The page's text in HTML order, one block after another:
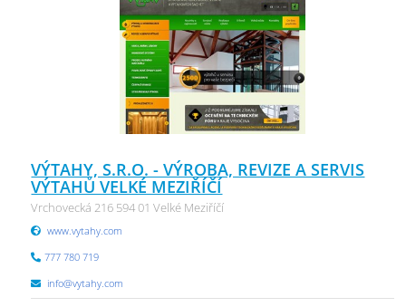
VÝTAHY, S.R.O. - VÝROBA, REVIZE A SERVIS
VÝTAHŮ VELKÉ MEZIŘÍČÍ
Vrchovecká 216 594 01 Velké Meziříčí
www.vytahy.com
777 780 719
info@vytahy.com